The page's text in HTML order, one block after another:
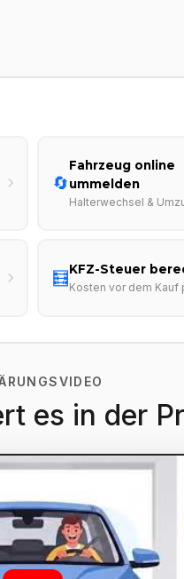
🔄
Fahrzeug online
ummelden
Halterwechsel &
🧮KFZ-Steuer
Kosten vor dem Kauf
es in der